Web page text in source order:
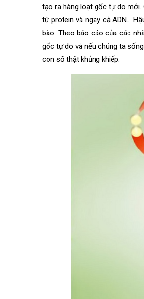
tạo ra hàng loạt gốc tự do mới.
tử protein và ngay cả ADN…
bào. Theo báo cáo của các
gốc tự do và nếu chúng ta
con số thật khủng khiếp.